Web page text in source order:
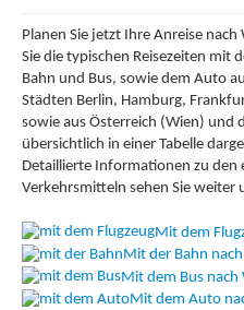
Planen Sie jetzt Ihre Anreise nach
Sie die typischen Reisezeiten mit
Bahn und Bus, sowie dem Auto
Städten Berlin, Hamburg,
sowie aus Österreich (Wien) und
übersichtlich in einer Tabelle
Detaillierte Informationen zu den
Verkehrsmitteln sehen Sie weiter
Mit dem
Mit der Bahn
Mit dem Bus nach
Mit dem Auto